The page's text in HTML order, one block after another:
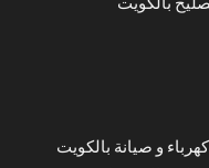
و صيانة بالكويت